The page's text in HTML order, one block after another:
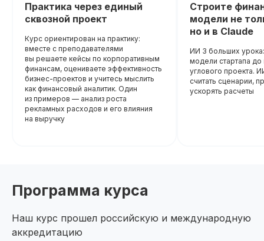
Практика через единый
сквозной проект
Курс ориентирован на практику:
вместе с преподавателями
вы решаете кейсы по корпоративным
финансам, оцениваете эффективность
бизнес-проектов и учитесь мыслить
как финансовый аналитик. Один
из примеров — анализ роста
рекламных расходов и его влияния
на выручку
Строите
модели не
но и в Claude
ИИ 3 больших
модели стартапа
углового проекта.
считать сценарии,
ускорять расчеты
Программа курса
Наш курс прошел российскую и международную
аккредитацию